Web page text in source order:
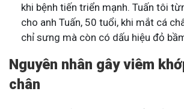
khi bệnh tiến triển mạnh. Tuấn tôi
cho anh Tuấn, 50 tuổi, khi mắt cá
chỉ sưng mà còn có dấu hiệu đỏ
Nguyên nhân gây viêm
chân